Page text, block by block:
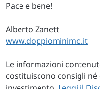
Pace e bene!
Alberto Zanetti
www.doppiominimo.it
Le informazioni
costituiscono consigli